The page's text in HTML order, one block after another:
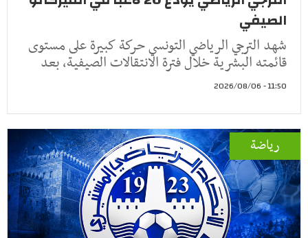
الصيفي
شهد الترجي الرياضي التونسي حركة كبيرة على مستوى
قائمته البشرية خلال فترة الانتقالات الصيفية، بعد
11:50 - 2026/08/06
رياضة